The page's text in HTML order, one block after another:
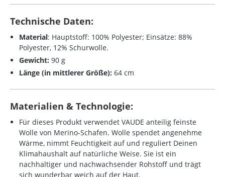
Technische Daten:
Material: Hauptstoff: 100% Polyester; Einsätze: 88%
Polyester, 12% Schurwolle.
Gewicht: 90 g
Länge (in mittlerer Größe): 64 cm
Materialien & Technologie:
Für dieses Produkt verwendet VAUDE anteilig feinste
Wolle von Merino-Schafen. Wolle spendet angenehme
Wärme, nimmt Feuchtigkeit auf und reguliert Deinen
Klimahaushalt auf natürliche Weise. Sie ist ein
nachhaltiger und nachwachsender Rohstoff und trägt
sich wunderbar weich auf der Haut.